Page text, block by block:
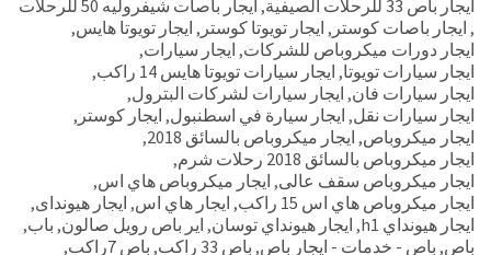
ايجار باص 33 للرحلات الصيفية
, ايجار باصات شيفروليه 50 للرحلات
, ايجار باصات كوستر , ايجار تويوتا كوستر , ايجار تويوتا هايس,
ايجار دورات ميكروباص للشركات, ايجار سيارات,
ايجار سيارات تويوتا, ايجار سيارات تويوتا هايس 14 راكب
,
ايجار سيارات فان, ايجار سيارات لشركات البترول,
ايجار سيارات نقل, ايجار سيارة في اسطنبول, ايجار كوستر ,
ايجار ميكروباص, ايجار ميكروباص بالسائق 2018
,
ايجار ميكروباص بالسائق 2018 رحلات شرم
,
ايجار ميكروباص سقف عالى, ايجار ميكروباص هاي اس,
ايجار ميكروباص هاي اس 15 راكب
, ايجار هاي اس, ايجار هيونداى,
ايجار هيونداي h1
, ايجار هيونداي توسان, اير باص رويل صالون, باب,
باص, باص - خدمات - ايجار باص, باص 33 راكب , باص 7راكب
,